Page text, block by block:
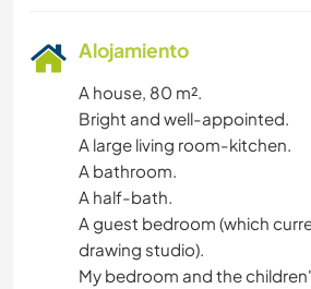
Alojamiento
A house, 80 m².
Bright and well-appointed.
A large living room-kitchen.
A bathroom.
A half-bath.
A guest bedroom (which
drawing studio).
My bedroom and the